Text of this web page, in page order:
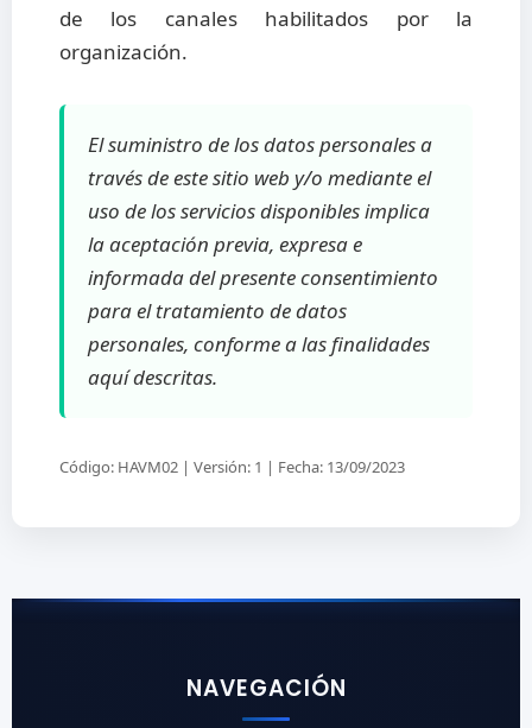
de los canales habilitados por la
organización.
El suministro de los datos personales a
través de este sitio web y/o mediante el
uso de los servicios disponibles implica
la aceptación previa, expresa e
informada del presente consentimiento
para el tratamiento de datos
personales, conforme a las finalidades
aquí descritas.
Código: HAVM02 | Versión: 1 | Fecha: 13/09/2023
NAVEGACIÓN